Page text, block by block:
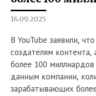
16.09.2025
В YouTube заявили,
создателям
более 100
данным компании,
зарабатывающих